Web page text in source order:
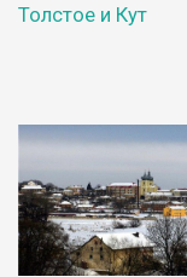
Толстое и Кут